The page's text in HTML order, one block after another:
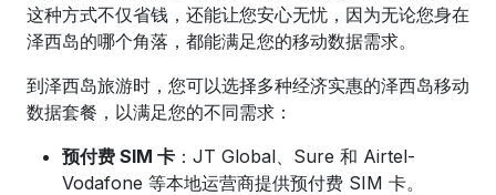
这种方式不仅省钱，还能让您安心无忧，因为无论您身在
泽西岛的哪个角落，都能满足您的移动数据需求。
到泽西岛旅游时，您可以选择多种经济实惠的泽西岛移动
数据套餐，以满足您的不同需求：
预付费 SIM 卡 ：JT Global、Sure 和 Airtel-
Vodafone 等本地运营商提供预付费 SIM 卡。